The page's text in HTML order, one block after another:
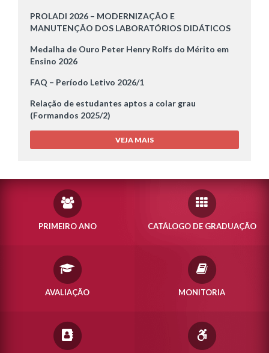
PROLADI 2026 – MODERNIZAÇÃO E
MANUTENÇÃO DOS LABORATÓRIOS DIDÁTICOS
Medalha de Ouro Peter Henry Rolfs do Mérito em
Ensino 2026
FAQ – Período Letivo 2026/1
Relação de estudantes aptos a colar grau
(Formandos 2025/2)
VEJA MAIS
PRIMEIRO ANO CATÁLOGO DE GRADUAÇÃO
AVALIAÇÃO MONITORIA